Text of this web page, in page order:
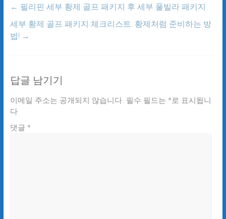
← 필리핀 세부 황제 골프 패키지 후 세부 풀빌라 패키지
세부 황제 골프 패키지 체크리스트: 황제처럼 준비하는 방
법! →
답글 남기기
이메일 주소는 공개되지 않습니다. 필수 필드는 *로 표시됩니
다
댓글 *